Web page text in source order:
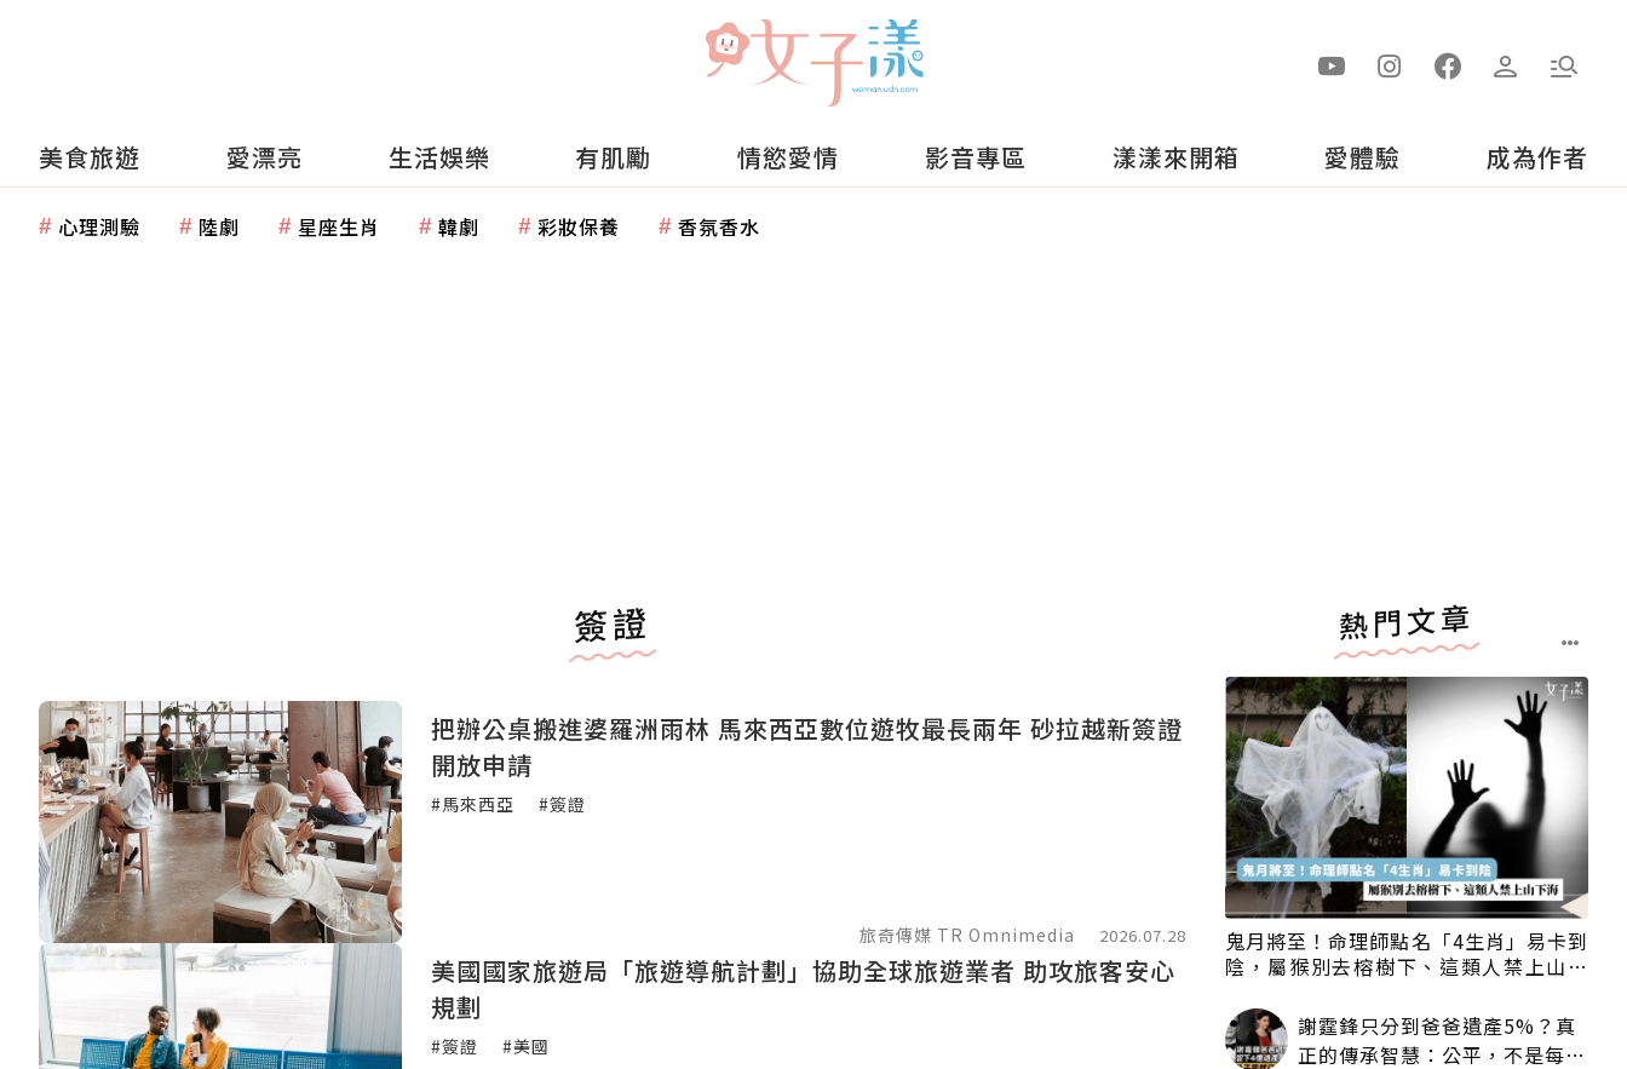
美食旅遊 愛漂亮 生活娛樂 有肌勵 情慾愛情 影音專區 漾漾來開箱 愛體驗 成為作者
心理測驗 陸劇 星座生肖 韓劇 彩妝保養 香氛香水
簽證
把辦公桌搬進婆羅洲雨林 馬來西亞數位遊牧最長兩年 砂拉越新簽證
開放申請
#馬來西亞 #簽證
旅奇傳媒 TR Omnimedia 2026.07.28
美國國家旅遊局「旅遊導航計劃」協助全球旅遊業者 助攻旅客安心
規劃
#簽證 #美國
熱門文章
鬼月將至！命理師點名「4生肖」易卡到
陰，屬猴別去榕樹下、這類人禁上山下
謝霆鋒只分到爸爸遺產5%？真
正的傳承智慧：公平，不是每個